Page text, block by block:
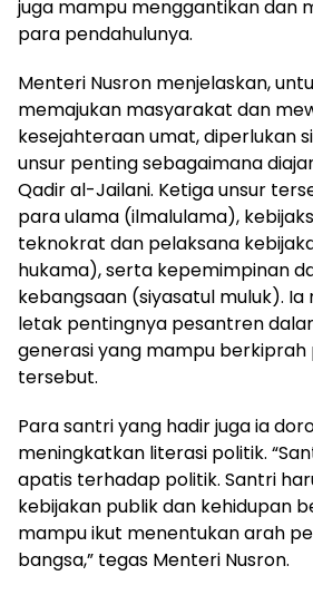
juga mampu menggantikan dan
para pendahulunya.
Menteri Nusron menjelaskan,
memajukan masyarakat dan
kesejahteraan umat, diperlukan
unsur penting sebagaimana
Qadir al-Jailani. Ketiga unsur
para ulama (ilmalulama),
teknokrat dan pelaksana
hukama), serta kepemimpinan
kebangsaan (siyasatul muluk). Ia
letak pentingnya pesantren
generasi yang mampu
tersebut.
Para santri yang hadir juga ia
meningkatkan literasi politik.
apatis terhadap politik. Santri
kebijakan publik dan kehidupan
mampu ikut menentukan arah
bangsa,” tegas Menteri Nusron.